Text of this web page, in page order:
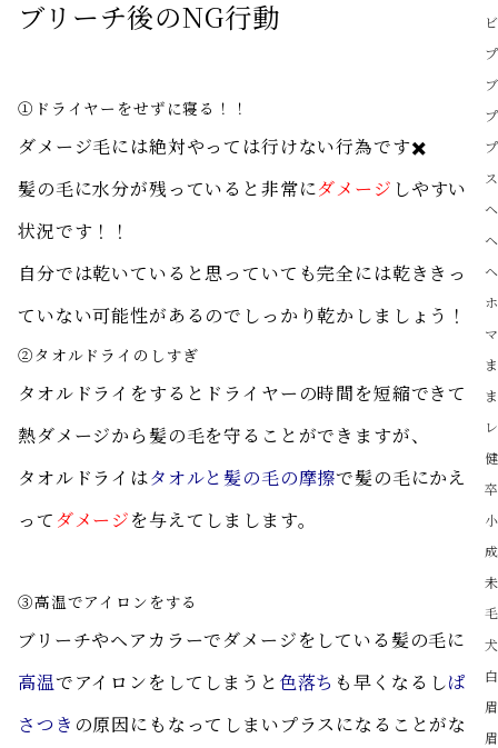
ブリーチ後のNG行動
①ドライヤーをせずに寝る！！
ダメージ毛には絶対やっては行けない行為です✖️
髪の毛に水分が残っていると非常にダメージ しやすい
状況です！！
自分では乾いていると思っていても完全には乾ききっ
ていない可能性があるのでしっかり乾かしましょう！
②タオルドライのしすぎ
タオルドライをするとドライヤーの時間を短縮できて
熱ダメージから髪の毛を守ることができますが、
タオルドライはタオルと髪の毛の摩擦で髪の毛にかえ
って ダメージを与えてしまします。
③高温でアイロンをする
ブリーチやヘアカラーでダメージをしている髪の毛に
高温でアイロンをしてしまうと 色落ち も早くなるしぱ
さつき の原因にもなってしまいプラスになることがな
犬